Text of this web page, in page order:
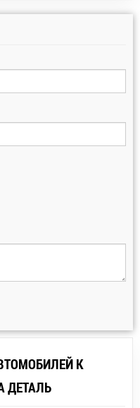
К
ДЕТАЛЬ